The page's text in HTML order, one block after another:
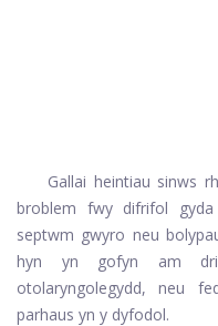
Gallai heintiau sinws
broblem fwy difrifol
septwm gwyro neu
hyn yn gofyn am
otolaryngolegydd, neu
parhaus yn y dyfodol.